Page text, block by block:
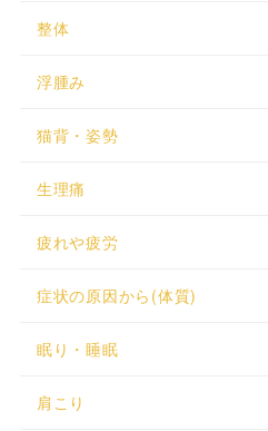
整体
浮腫み
猫背・姿勢
生理痛
疲れや疲労
症状の原因から(体質)
眠り・睡眠
肩こり